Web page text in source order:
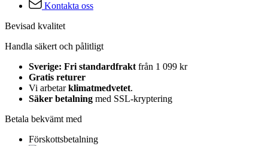
Kontakta oss
Bevisad kvalitet
Handla säkert och pålitligt
Sverige: Fri standardfraktfrån 1 099 kr
Gratis returer
Vi arbetarklimatmedvetet.
Säker betalning med SSL-kryptering
Betala bekvämt med
Förskottsbetalning